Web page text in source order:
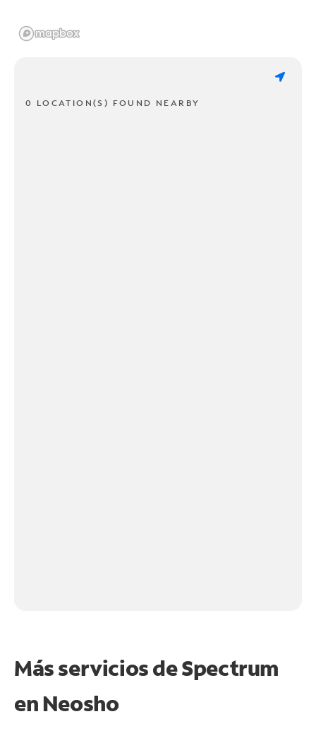
0 LOCATION(S) FOUND NEARBY
Más servicios de Spectrum
en Neosho